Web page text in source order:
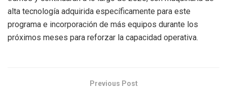
alta tecnología adquirida específicamente para este
programa e incorporación de más equipos durante los
próximos meses para reforzar la capacidad operativa.
Previous Post